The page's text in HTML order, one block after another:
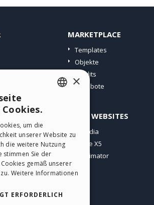
MARKETPLACE
Templates
Objekte
Credits
Angebote
ANDERE WEBSITES
Incomedia
WebSite X5
WebAnimator
GERMAN
SPANISH
PORTUGUESE
×
um die
unserer Website zu
die weitere Nutzung
stimmen Sie der
gemäß unserer
Weitere Informationen
ERFORDERLICH